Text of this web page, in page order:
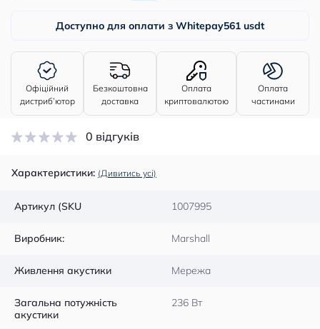
Доступно для оплати з Whitepay561 usdt
Офіційний
дистриб’ютор
Безкоштовна
доставка
Оплата
криптовалютою
Оплата
частинами
0 відгуків
Характеристики: (Дивитись усі)
Артикул (SKU 1007995
Виробник: Marshall
Живлення акустики Мережа
Загальна потужність
акустики
236 Вт